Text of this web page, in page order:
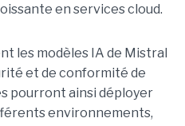
en services cloud.
les modèles IA de Mistral
et de conformité de
pourront ainsi déployer
environnements,